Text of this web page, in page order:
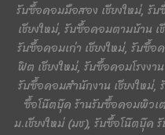
รับซื้อคอมมือสอง เชียงใหม่, รั
เชียงใหม่, รับซื้อคอมตามบ้าน
รับซื้อคอมเก่า เชียงใหม่, รับซื้
ฟิต เชียงใหม่, รับซื้อคอมโรงงา
รับซื้อคอมสำนักงาน เชียงใหม่,
ซื้อโน๊ตบุ๊ค ร้านรับซื้อคอมพิว
ม.เชียงใหม่ (มช), รับซื้อโน๊ตบุ๊ค